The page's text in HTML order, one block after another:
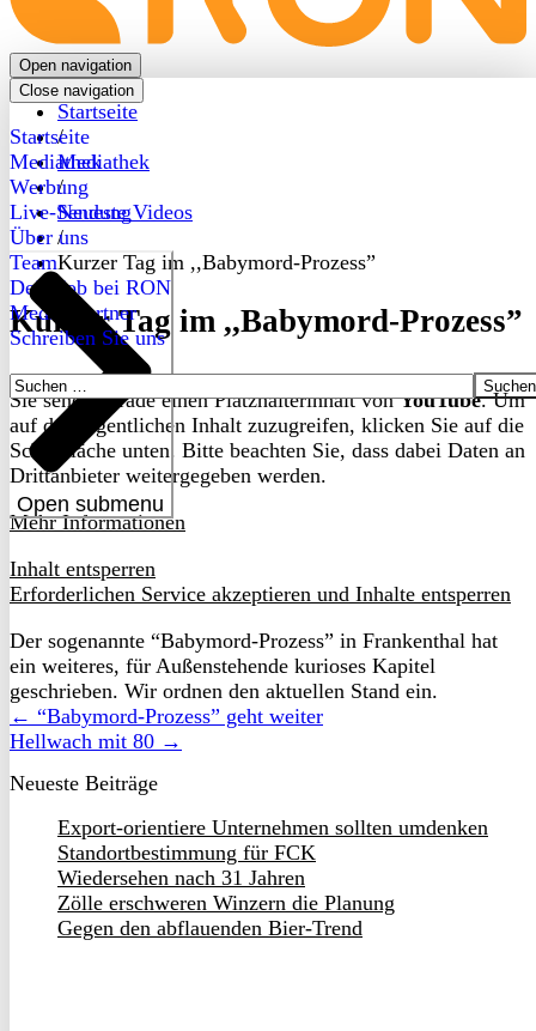
Open navigation
Close navigation
Startseite
Mediathek
Werbung
Live-Sendung
Über uns
Open submenu
Team
Dein Job bei RON
Medienpartner
Schreiben Sie uns
Suchen
nach:
Startseite
/
Mediathek
/
Neueste Videos
/
Kurzer Tag im ,,Babymord-Prozess”
Kurzer Tag im ,,Babymord-Prozess”
Sie sehen gerade einen Platzhalterinhalt vonYouTube. Um
auf den eigentlichen Inhalt zuzugreifen, klicken Sie auf die
Schaltfläche unten. Bitte beachten Sie, dass dabei Daten an
Drittanbieter weitergegeben werden.
Mehr Informationen
Inhalt entsperren
Erforderlichen Service akzeptieren und Inhalte entsperren
Der sogenannte “Babymord-Prozess” in Frankenthal hat
ein weiteres, für Außenstehende kurioses Kapitel
geschrieben. Wir ordnen den aktuellen Stand ein.
← “Babymord-Prozess” geht weiter
Hellwach mit 80 →
Neueste Beiträge
Export-orientiere Unternehmen sollten umdenken
Standortbestimmung für FCK
Wiedersehen nach 31 Jahren
Zölle erschweren Winzern die Planung
Gegen den abflauenden Bier-Trend